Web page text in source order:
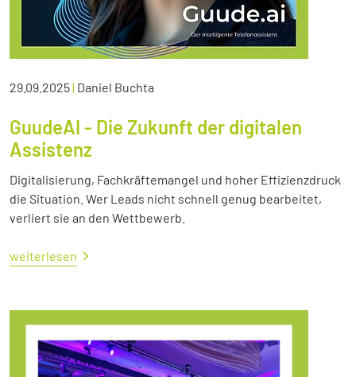
29.09.2025| Daniel Buchta
GuudeAI - Die Zukunft der digitalen
Assistenz
Digitalisierung, Fachkräftemangel und hoher Effizienzdruck
die Situation. Wer Leads nicht schnell genug bearbeitet,
verliert sie an den Wettbewerb.
weiterlesen